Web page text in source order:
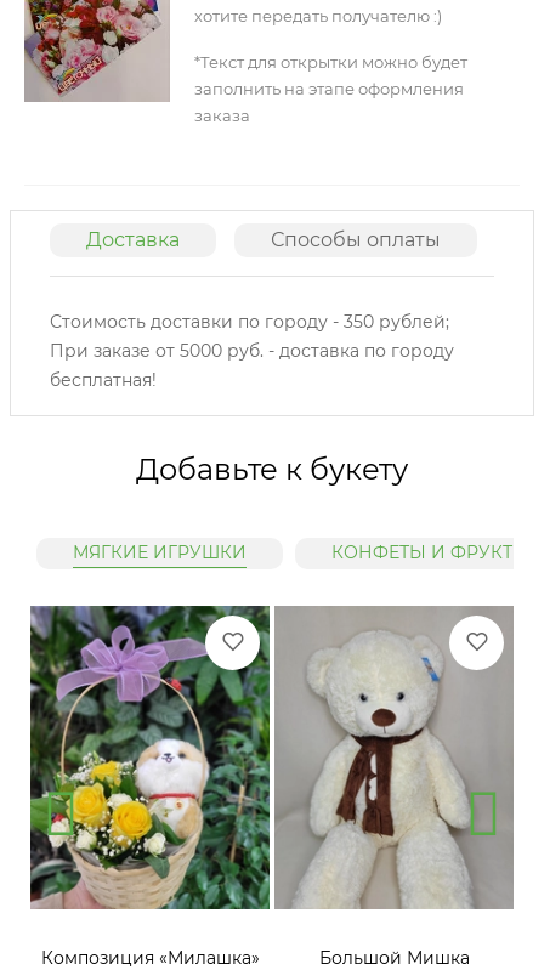
хотите передать получателю :)
*Текст для открытки можно будет
заполнить на этапе оформления
заказа
Доставка Способы оплаты
Стоимость доставки по городу - 350 рублей;
При заказе от 5000 руб. - доставка по городу
бесплатная!
Добавьте к букету
МЯГКИЕ ИГРУШКИ КОНФЕТЫ И ФРУКТЫ
Композиция «Милашка» Большой Мишка